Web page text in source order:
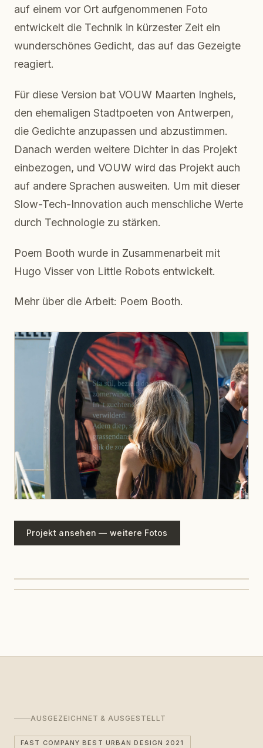
auf einem vor Ort aufgenommenen Foto
entwickelt die Technik in kürzester Zeit ein
wunderschönes Gedicht, das auf das Gezeigte
reagiert.
Für diese Version bat VOUW Maarten Inghels,
den ehemaligen Stadtpoeten von Antwerpen,
die Gedichte anzupassen und abzustimmen.
Danach werden weitere Dichter in das Projekt
einbezogen, und VOUW wird das Projekt auch
auf andere Sprachen ausweiten. Um mit dieser
Slow-Tech-Innovation auch menschliche Werte
durch Technologie zu stärken.
Poem Booth wurde in Zusammenarbeit mit
Hugo Visser von Little Robots entwickelt.
Mehr über die Arbeit: Poem Booth.
Projekt ansehen — weitere Fotos
AUSGEZEICHNET & AUSGESTELLT
FAST COMPANY BEST URBAN DESIGN 2021